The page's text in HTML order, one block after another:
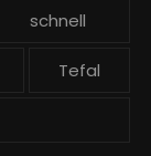
schnell
Tefal